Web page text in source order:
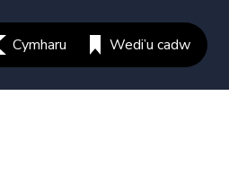
Cymharu Wedi’u cadw